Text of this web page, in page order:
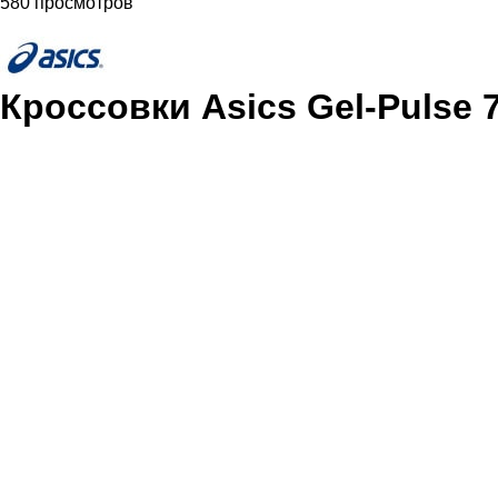
Кроссовки Asics Gel-Pulse